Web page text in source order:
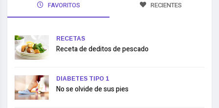
FAVORITOS RECIENTES
RECETAS
Receta de deditos de pescado
DIABETES TIPO 1
No se olvide de sus pies